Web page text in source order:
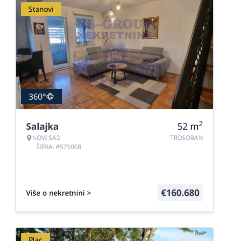
Stanovi
360°
Salajka
NOVI SAD
ŠIFRA: #575068
52 m2
TROSOBAN
Više o nekretnini > €160.680